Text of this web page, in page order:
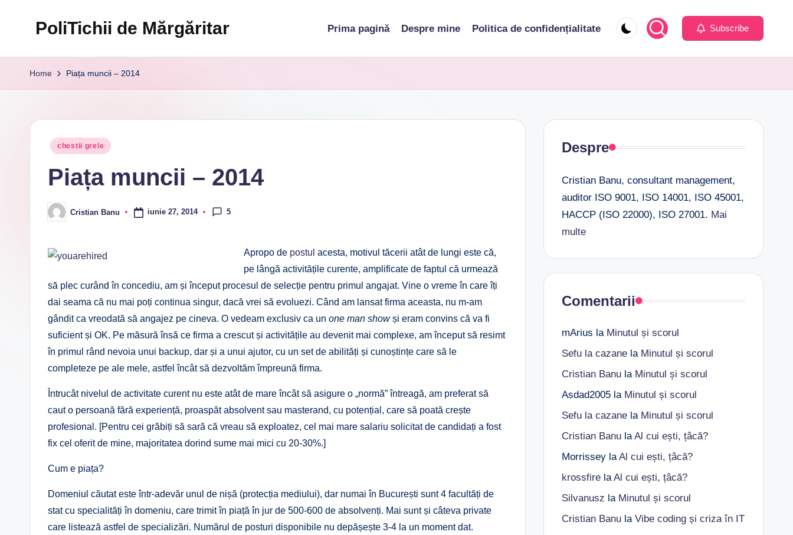
PoliTichii de Mărgăritar Prima pagină Despre mine Politica de confidențialitate Subscribe
Home Piața muncii – 2014
Posted
chestii grele
Piața muncii – 2014
Posted
by
Cristian Banu iunie 27, 2014 5
Apropo de postul acesta, motivul tăcerii atât de lungi este că,
pe lângă activitățile curente, amplificate de faptul că urmează
să plec curând în concediu, am și început procesul de selecție pentru primul angajat. Vine o vreme în care îți
dai seama că nu mai poți continua singur, dacă vrei să evoluezi. Când am lansat firma aceasta, nu m-am
gândit ca vreodată să angajez pe cineva. O vedeam exclusiv ca un one man showși eram convins că va fi
suficient și OK. Pe măsură însă ce firma a crescut și activitățile au devenit mai complexe, am început să resimt
în primul rând nevoia unui backup, dar și a unui ajutor, cu un set de abilități și cunoștințe care să le
completeze pe ale mele, astfel încât să dezvoltăm împreună firma.
Întrucât nivelul de activitate curent nu este atât de mare încât să asigure o „normă” întreagă, am preferat să
caut o persoană fără experiență, proaspăt absolvent sau masterand, cu potențial, care să poată crește
profesional. [Pentru cei grăbiți să sară că vreau să exploatez, cel mai mare salariu solicitat de candidați a fost
fix cel oferit de mine, majoritatea dorind sume mai mici cu 20-30%.]
Cum e piața?
Domeniul căutat este într-adevăr unul de nișă (protecția mediului), dar numai în București sunt 4 facultăți de
stat cu specialități în domeniu, care trimit în piață în jur de 500-600 de absolvenți. Mai sunt și câteva private
care listează astfel de specializări. Numărul de posturi disponibile nu depășește 3-4 la un moment dat.
Despre
Cristian Banu, consultant management,
auditor ISO 9001, ISO 14001, ISO 45001,
HACCP (ISO 22000), ISO 27001. Mai
multe
Comentarii
mArius la Minutul și scorul
Sefu la cazanela Minutul și scorul
Cristian Banula Minutul și scorul
Asdad2005la Minutul și scorul
Sefu la cazanela Minutul și scorul
Cristian BanulaAl cui ești, țâcă?
MorrisseylaAl cui ești, țâcă?
krossfirelaAl cui ești, țâcă?
Silvanusz la Minutul și scorul
Cristian Banula Vibe coding și criza în IT